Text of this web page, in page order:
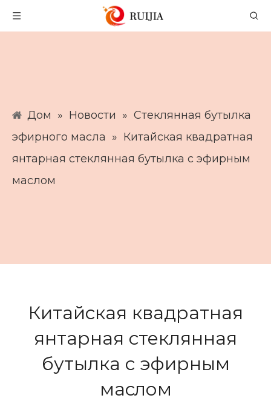
Дом » Новости » Стеклянная бутылка
эфирного масла » Китайская квадратная
янтарная стеклянная бутылка с эфирным
маслом
Китайская квадратная
янтарная стеклянная
бутылка с эфирным
маслом